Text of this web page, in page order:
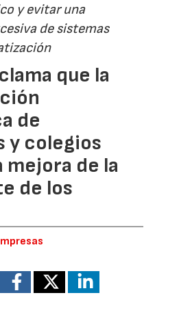
y evitar una
de sistemas
que la
de
y colegios
de la
de los